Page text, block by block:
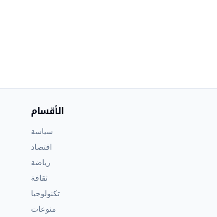
الأقسام
سياسة
اقتصاد
رياضة
ثقافة
تكنولوجيا
منوعات